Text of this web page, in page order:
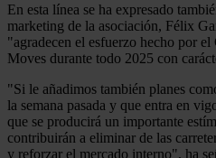
En esta línea se ha expresado
marketing de la asociación, Félix
"agradecen el esfuerzo hecho por
Moves durante todo 2025 con
"Si le añadimos también planes
la semana pasada y que entra en
que se producirá un importante
contribuirán a eliminar de las
y reforzar el mercado interno", ha